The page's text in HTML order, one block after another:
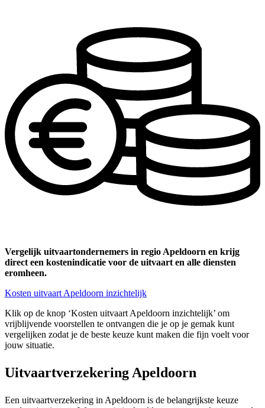
Vergelijk uitvaartondernemers in regio Apeldoorn en krijg
direct een kostenindicatie voor de uitvaart en alle diensten
eromheen.
Kosten uitvaart Apeldoorn inzichtelijk
Klik op de knop ‘Kosten uitvaart Apeldoorn inzichtelijk’ om
vrijblijvende voorstellen te ontvangen die je op je gemak kunt
vergelijken zodat je de beste keuze kunt maken die fijn voelt voor
jouw situatie.
Uitvaartverzekering Apeldoorn
Een uitvaartverzekering in Apeldoorn is de belangrijkste keuze